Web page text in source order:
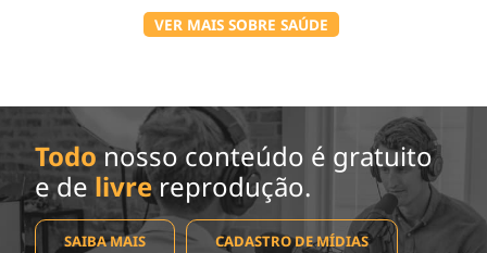
VER MAIS SOBRE SAÚDE
Todo nosso conteúdo é gratuito
e de livrereprodução.
SAIBA MAIS CADASTRO DE MÍDIAS